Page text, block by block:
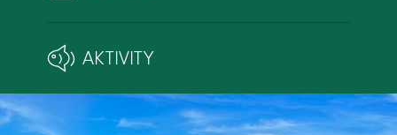
AKTIVITY